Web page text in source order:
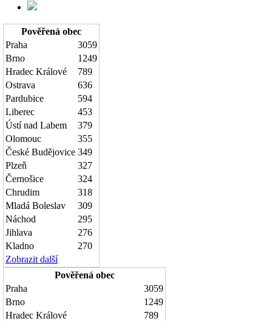
Pověřená obec
Praha
3059
Brno
1249
Hradec Králové
789
Ostrava
636
Pardubice
594
Liberec
453
Ústí nad Labem
379
Olomouc
355
České Budějovice 349
Plzeň
327
Černošice
324
Chrudim
318
Mladá Boleslav
309
Náchod
295
Jihlava
276
Kladno
270
Zobrazit další
Pověřená obec
Praha
3059
Brno
1249
Hradec Králové
789